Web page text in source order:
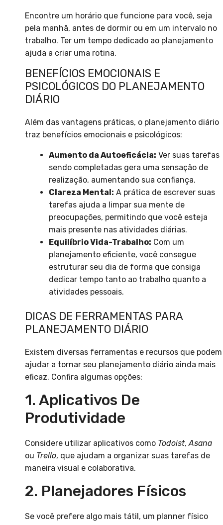
Encontre um horário que funcione para você, seja
pela manhã, antes de dormir ou em um intervalo no
trabalho. Ter um tempo dedicado ao planejamento
ajuda a criar uma rotina.
BENEFÍCIOS EMOCIONAIS E
PSICOLÓGICOS DO PLANEJAMENTO
DIÁRIO
Além das vantagens práticas, o planejamento diário
traz benefícios emocionais e psicológicos:
Aumento da Autoeficácia: Ver suas tarefas
sendo completadas gera uma sensação de
realização, aumentando sua confiança.
Clareza Mental: A prática de escrever suas
tarefas ajuda a limpar sua mente de
preocupações, permitindo que você esteja
mais presente nas atividades diárias.
Equilíbrio Vida-Trabalho: Com um
planejamento eficiente, você consegue
estruturar seu dia de forma que consiga
dedicar tempo tanto ao trabalho quanto a
atividades pessoais.
DICAS DE FERRAMENTAS PARA
PLANEJAMENTO DIÁRIO
Existem diversas ferramentas e recursos que podem
ajudar a tornar seu planejamento diário ainda mais
eficaz. Confira algumas opções:
1. Aplicativos De
Produtividade
Considere utilizar aplicativos como Todoist, Asana
ou Trello, que ajudam a organizar suas tarefas de
maneira visual e colaborativa.
2. Planejadores Físicos
Se você prefere algo mais tátil, um planner físico